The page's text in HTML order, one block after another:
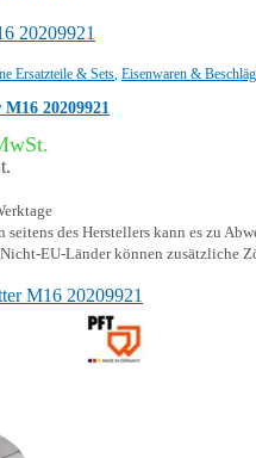
Ersatzteile & Sets, Eisenwaren &
20209921
seitens des Herstellers kann es zu
EU-Länder können zusätzliche